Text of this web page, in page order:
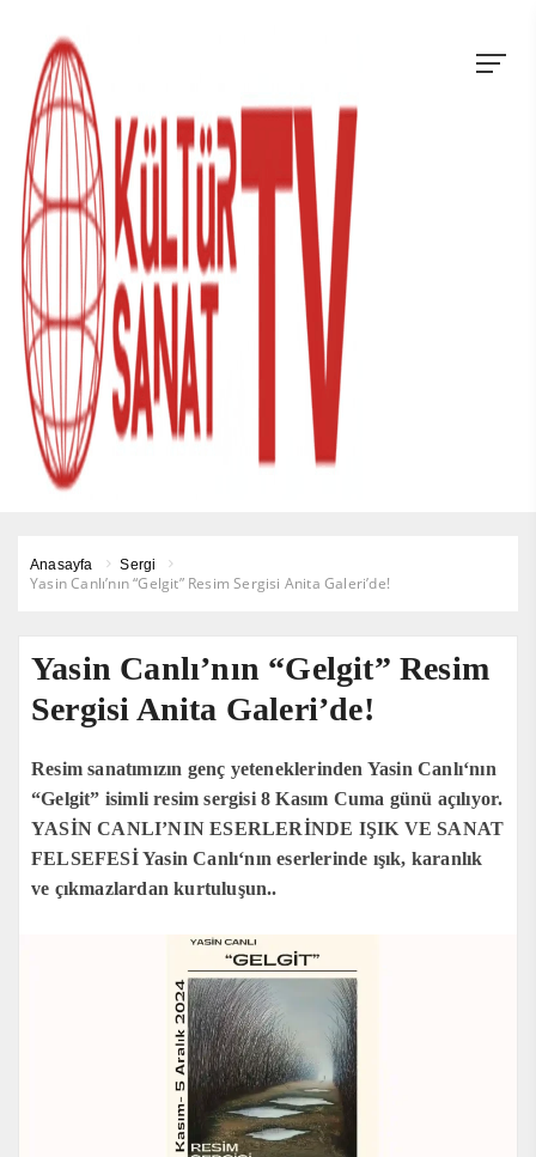
Anasayfa Sergi
Yasin Canlı’nın “Gelgit” Resim Sergisi Anita Galeri’de!
Yasin Canlı’nın “Gelgit” Resim
Sergisi Anita Galeri’de!
Resim sanatımızın genç yeteneklerinden Yasin Canlı‘nın
“Gelgit” isimli resim sergisi 8 Kasım Cuma günü açılıyor.
YASİN CANLI’NIN ESERLERİNDE IŞIK VE SANAT
FELSEFESİ Yasin Canlı‘nın eserlerinde ışık, karanlık
ve çıkmazlardan kurtuluşun..